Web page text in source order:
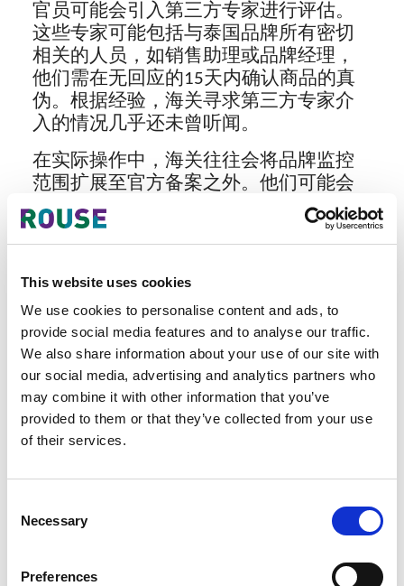
This website uses cookies
We use cookies to personalise content and ads, to
provide social media features and to analyse our traffic.
We also share information about your use of our site with
our social media, advertising and analytics partners who
may combine it with other information that you’ve
provided to them or that they’ve collected from your use
of their services.
Selection
Necessary
Preferences
官员可能会引入第三方专家进行评估。
这些专家可能包括与泰国品牌所有密切
相关的人员，如销售助理或品牌经理，
他们需在无回应的15天内确认商品的真
伪。根据经验，海关寻求第三方专家介
入的情况几乎还未曾听闻。
在实际操作中，海关往往会将品牌监控
范围扩展至官方备案之外。他们可能会
扣留带有DIP数据库中备案的商标的产
品，该数据库可通过此链接公开访问：
范围的监控包括将查扣的商品与DIP数据
的侵权行为。
尽管海关的扩展监控是一个有效途径，
但还是建议权利所有人保持知识产权海
关备案，并提供培训，以提高成功扣留
侵权商品的几率。
定货物
当权利所有人得知有一批侵犯知识产权
的特定货物时，他们可以通过提交授权